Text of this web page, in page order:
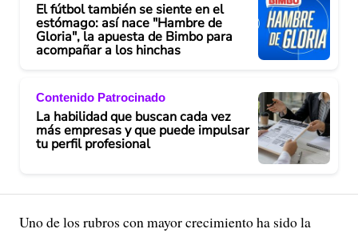
El fútbol también se siente en el
estómago: así nace "Hambre de
Gloria", la apuesta de Bimbo para
acompañar a los hinchas
Contenido Patrocinado
La habilidad que buscan cada vez
más empresas y que puede impulsar
tu perfil profesional
Uno de los rubros con mayor crecimiento ha sido la